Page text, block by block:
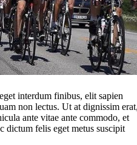
interdum finibus, elit sapien
non lectus. Ut at dignissim
ante vitae ante commodo, et
dictum felis eget metus suscipit